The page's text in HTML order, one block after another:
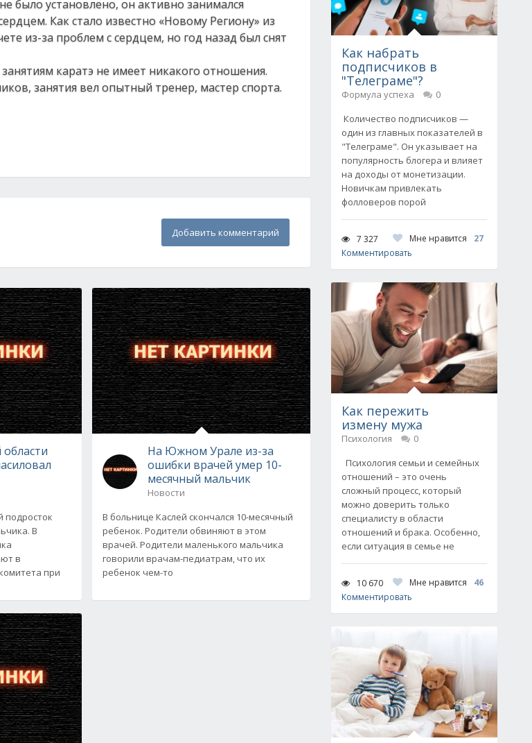
было установлено, он активно занимался
Как стало известно «Новому Региону» из
из-за проблем с сердцем, но год назад был снят
каратэ не имеет никакого отношения.
занятия вел опытный тренер, мастер спорта.
Добавить комментарий
подросток
В
в
при
На Южном Урале из-за
ошибки врачей умер 10-
месячный мальчик
Новости
В больнице Каслей скончался 10-месячный
ребенок. Родители обвиняют в этом
врачей. Родители маленького мальчика
говорили врачам-педиатрам, что их
ребенок чем-то
Как набрать
подписчиков в
"Телеграме"?
Формула успеха
0
Количество подписчиков —
один из главных показателей в
"Телеграме". Он указывает на
популярность блогера и влияет
на доходы от монетизации.
Новичкам привлекать
фолловеров порой
7 327 Мне нравится
27
Комментировать
Как пережить
измену мужа
Психология
0
Психология семьи и семейных
отношений – это очень
сложный процесс, который
можно доверить только
специалисту в области
отношений и брака. Особенно,
если ситуация в семье не
10 670 Мне нравится
46
Комментировать